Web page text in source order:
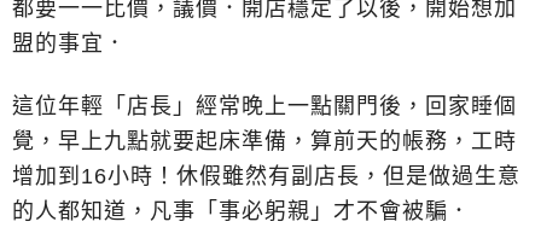
都要一一比價，議價．開店穩定了以後，開始想加
盟的事宜．
這位年輕「店長」經常晚上一點關門後，回家睡個
覺，早上九點就要起床準備，算前天的帳務，工時
增加到16小時！休假雖然有副店長，但是做過生意
的人都知道，凡事「事必躬親」才不會被騙．